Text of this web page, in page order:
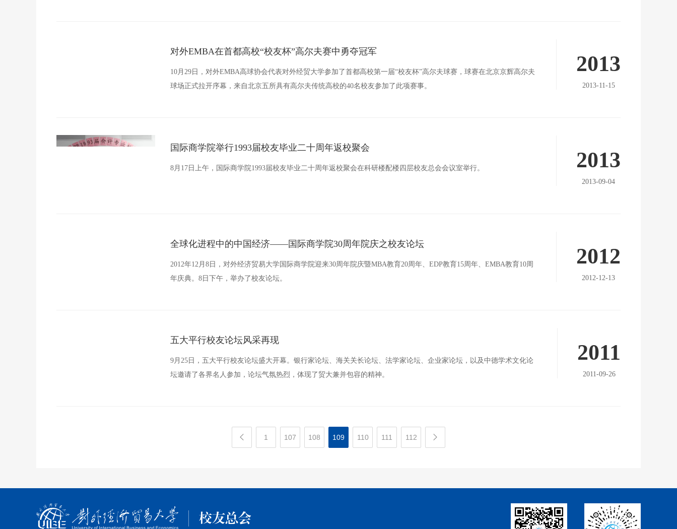
对外EMBA在首都高校“校友杯”高尔夫赛中勇夺冠军
10月29日，对外EMBA高球协会代表对外经贸大学参加了首都高校第一届“校友杯”高尔夫球赛，球赛在北京京辉高尔夫
球场正式拉开序幕，来自北京五所具有高尔夫传统高校的40名校友参加了此项赛事。
2013
2013-11-15
国际商学院举行1993届校友毕业二十周年返校聚会
8月17日上午，国际商学院1993届校友毕业二十周年返校聚会在科研楼配楼四层校友总会会议室举行。 2013
2013-09-04
全球化进程中的中国经济——国际商学院30周年院庆之校友论坛
2012年12月8日，对外经济贸易大学国际商学院迎来30周年院庆暨MBA教育20周年、EDP教育15周年、EMBA教育10周
年庆典。8日下午，举办了校友论坛。
2012
2012-12-13
五大平行校友论坛风采再现
9月25日，五大平行校友论坛盛大开幕。银行家论坛、海关关长论坛、法学家论坛、企业家论坛，以及中德学术文化论
坛邀请了各界名人参加，论坛气氛热烈，体现了贸大兼并包容的精神。
2011
2011-09-26
1 107 108 109 110 111 112